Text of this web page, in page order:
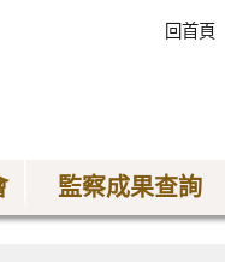
回首頁
監察成果查詢